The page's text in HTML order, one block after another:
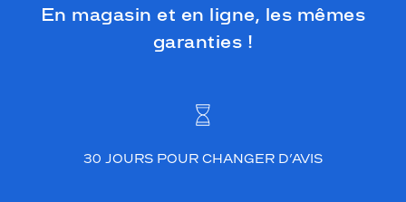
En magasin et en ligne, les mêmes
garanties !
30 JOURS POUR CHANGER D’AVIS